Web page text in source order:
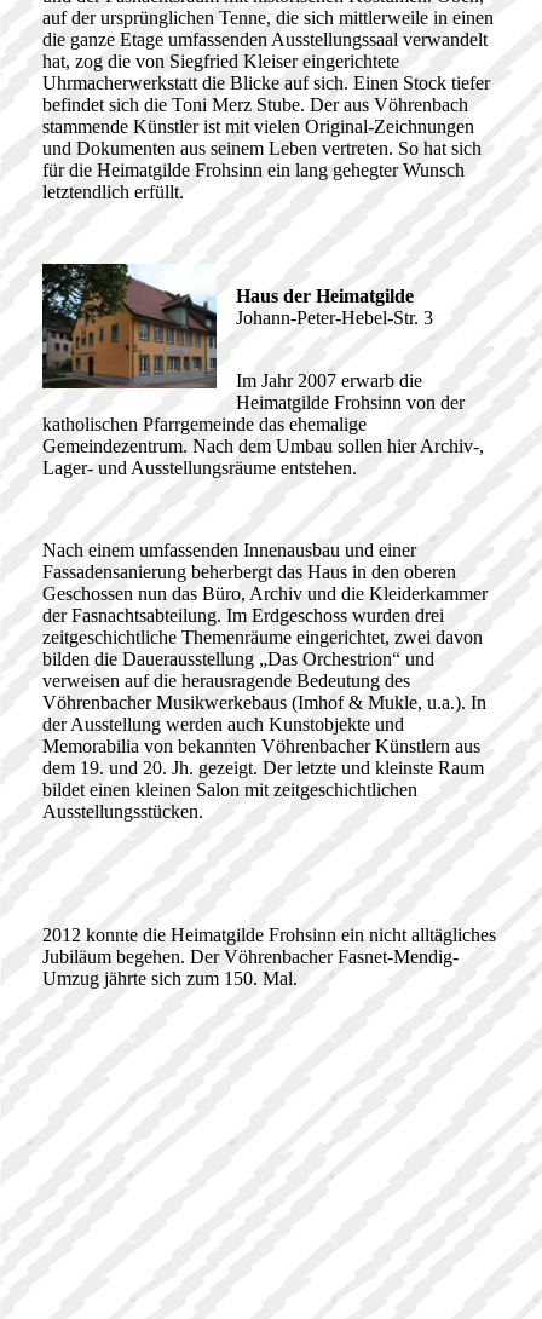
auf der ursprünglichen Tenne, die sich mittlerweile in einen
die ganze Etage umfassenden Ausstellungssaal verwandelt
hat, zog die von Siegfried Kleiser eingerichtete
Uhrmacherwerkstatt die Blicke auf sich. Einen Stock tiefer
befindet sich die Toni Merz Stube. Der aus Vöhrenbach
stammende Künstler ist mit vielen Original-Zeichnungen
und Dokumenten aus seinem Leben vertreten. So hat sich
für die Heimatgilde Frohsinn ein lang gehegter Wunsch
letztendlich erfüllt.
Haus der Heimatgilde
Johann-Peter-Hebel-Str. 3
Im Jahr 2007 erwarb die
Heimatgilde Frohsinn von der
katholischen Pfarrgemeinde das ehemalige
Gemeindezentrum. Nach dem Umbau sollen hier Archiv-,
Lager- und Ausstellungsräume entstehen.
Nach einem umfassenden Innenausbau und einer
Fassadensanierung beherbergt das Haus in den oberen
Geschossen nun das Büro, Archiv und die Kleiderkammer
der Fasnachtsabteilung. Im Erdgeschoss wurden drei
zeitgeschichtliche Themenräume eingerichtet, zwei davon
bilden die Dauerausstellung „Das Orchestrion“ und
verweisen auf die herausragende Bedeutung des
Vöhrenbacher Musikwerkebaus (Imhof & Mukle, u.a.). In
der Ausstellung werden auch Kunstobjekte und
Memorabilia von bekannten Vöhrenbacher Künstlern aus
dem 19. und 20. Jh. gezeigt. Der letzte und kleinste Raum
bildet einen kleinen Salon mit zeitgeschichtlichen
Ausstellungsstücken.
2012 konnte die Heimatgilde Frohsinn ein nicht alltägliches
Jubiläum begehen. Der Vöhrenbacher Fasnet-Mendig-
Umzug jährte sich zum 150. Mal.
narr_cut_rand_200px